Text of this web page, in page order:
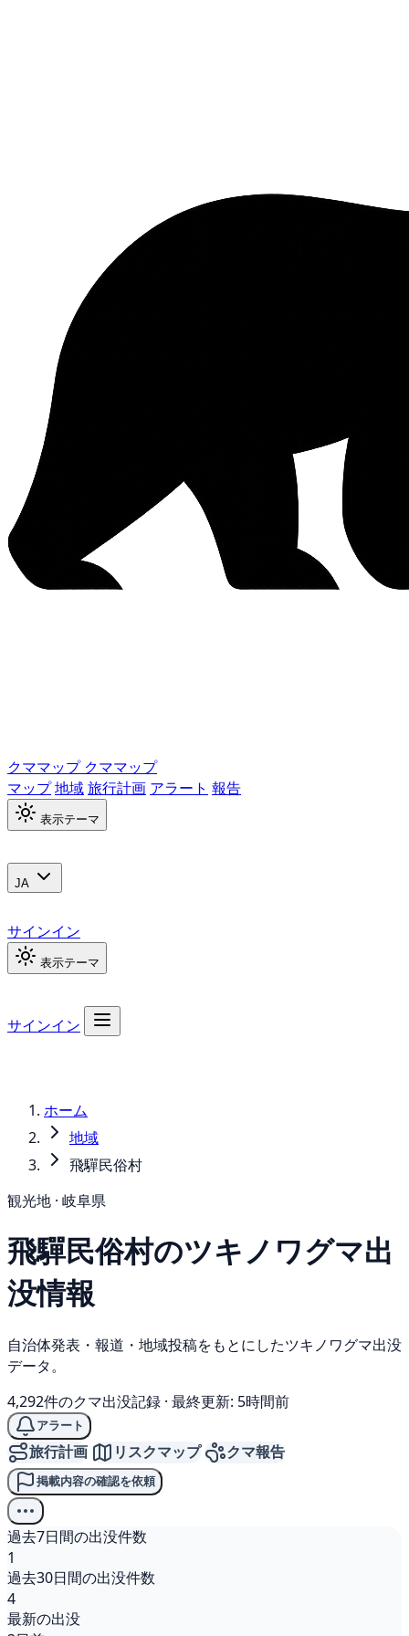
クママップ クママップ
マップ地域旅行計画 アラート 報告
表示テーマ
JA
サインイン
表示テーマ
サインイン
ホーム
地域
飛驒民俗村
観光地 · 岐阜県
飛驒民俗村のツキノワグマ出
没情報
自治体発表・報道・地域投稿をもとにしたツキノワグマ出没
データ。
4,292件のクマ出没記録 · 最終更新: 5時間前
アラート
旅行計画 リスクマップ クマ報告
掲載内容の確認を依頼
過去7日間の出没件数
1
過去30日間の出没件数
4
最新の出没